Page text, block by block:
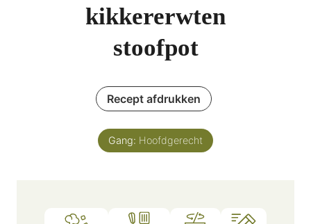
kikkererwten
stoofpot
Recept afdrukken
Gang: Hoofdgerecht